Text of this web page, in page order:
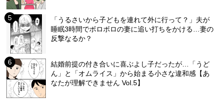
「うるさいから子どもを連れて外に行って？」夫が
睡眠3時間でボロボロの妻に追い打ちをかける…妻の
反撃なるか？
結婚前提の付き合いに喜ぶよし子だったが…「うど
ん」と「オムライス」から始まる小さな違和感【あ
なたが理解できません Vol.5】